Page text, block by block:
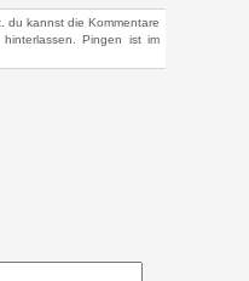
du kannst die Kommentare
Pingen ist im